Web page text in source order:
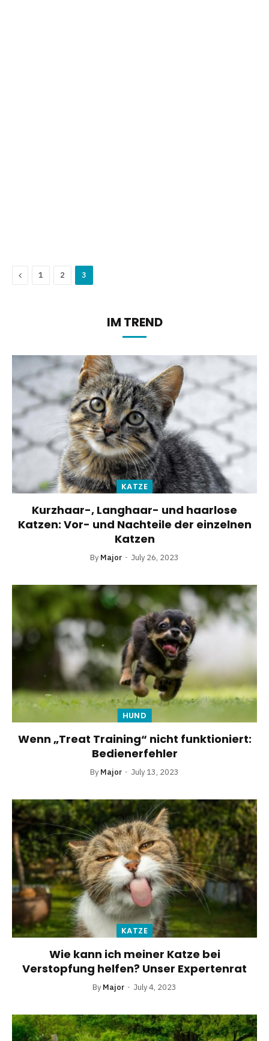
Previous
1 2 3
IM TREND
KATZE
Kurzhaar-, Langhaar- und haarlose
Katzen: Vor- und Nachteile der einzelnen
Katzen
By Major July 26, 2023
HUND
Wenn „Treat Training“ nicht funktioniert:
Bedienerfehler
By Major July 13, 2023
KATZE
Wie kann ich meiner Katze bei
Verstopfung helfen? Unser Expertenrat
By Major July 4, 2023